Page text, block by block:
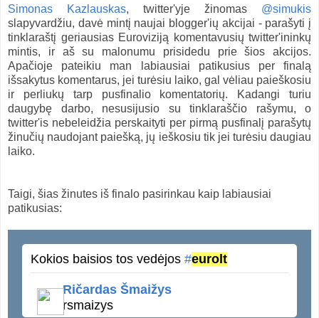
Simonas Kazlauskas, twitter'yje žinomas @simukis
slapyvardžiu, davė mintį naujai blogger'ių akcijai - parašyti į
tinklaraštį geriausias Euroviziją komentavusių twitter'ininkų
mintis, ir aš su malonumu prisidedu prie šios akcijos.
Apačioje pateikiu man labiausiai patikusius per finalą
išsakytus komentarus, jei turėsiu laiko, gal vėliau paieškosiu
ir perliukų tarp pusfinalio komentatorių. Kadangi turiu
daugybę darbo, nesusijusio su tinklaraščio rašymu, o
twitter'is nebeleidžia perskaityti per pirmą pusfinalį parašytų
žinučių naudojant paiešką, jų ieškosiu tik jei turėsiu daugiau
laiko.
Taigi, šias žinutes iš finalo pasirinkau kaip labiausiai
patikusias:
Kokios baisios tos vedėjos #eurolt
Ričardas Šmaižys
rsmaizys